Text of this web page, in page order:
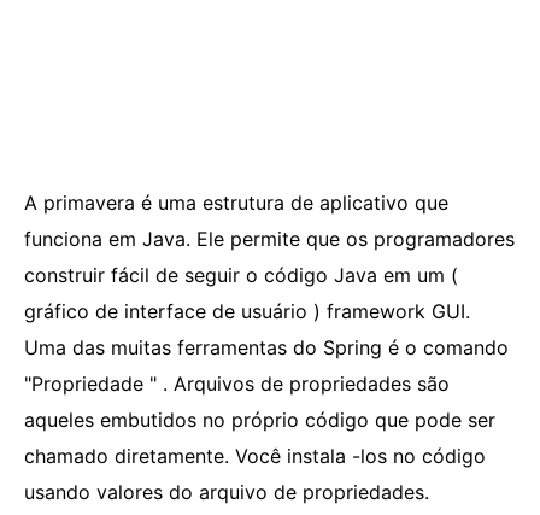
A primavera é uma estrutura de aplicativo que
funciona em Java. Ele permite que os programadores
construir fácil de seguir o código Java em um (
gráfico de interface de usuário ) framework GUI.
Uma das muitas ferramentas do Spring é o comando
"Propriedade " . Arquivos de propriedades são
aqueles embutidos no próprio código que pode ser
chamado diretamente. Você instala -los no código
usando valores do arquivo de propriedades.